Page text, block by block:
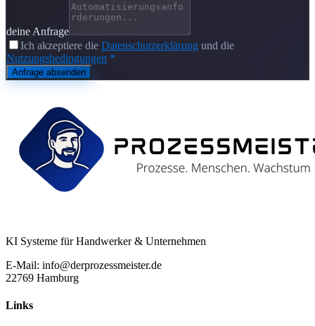
deine Anfrage
Ich akzeptiere die Datenschutzerklärung und die
Nutzungsbedingungen *
Anfrage absenden
KI Systeme für Handwerker & Unternehmen
E-Mail: info@derprozessmeister.de
22769 Hamburg
Links